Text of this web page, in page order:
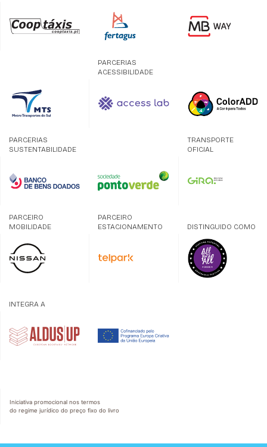
PARCERIAS
ACESSIBILIDADE
PARCERIAS
SUSTENTABILIDADE
TRANSPORTE
OFICIAL
PARCEIRO
MOBILIDADE
PARCEIRO
ESTACIONAMENTO
DISTINGUIDO COMO
INTEGRA A
Iniciativa promocional nos termos
do regime jurídico do preço fixo do livro